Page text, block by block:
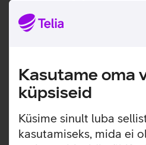
Kasutame oma
küpsiseid
Küsime sinult luba
kasutamiseks, mida ei
Vabandame,
tx:undefined:ut:null
Seni saad meiega
numbril.